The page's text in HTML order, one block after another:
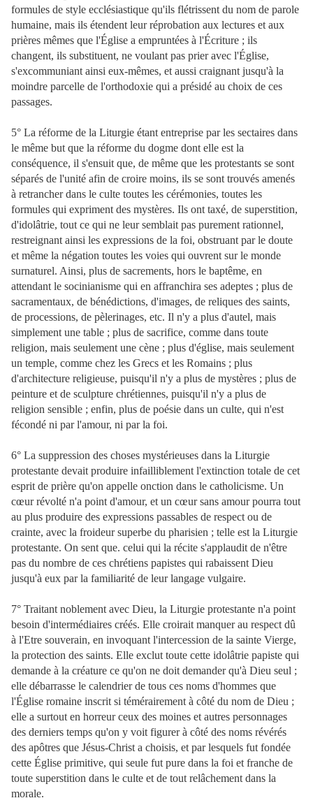
formules de style ecclésiastique qu'ils flétrissent du nom de parole
humaine, mais ils étendent leur réprobation aux lectures et aux
prières mêmes que l'Église a empruntées à l'Écriture ; ils
changent, ils substituent, ne voulant pas prier avec l'Église,
s'excommuniant ainsi eux-mêmes, et aussi craignant jusqu'à la
moindre parcelle de l'orthodoxie qui a présidé au choix de ces
passages.
5° La réforme de la Liturgie étant entreprise par les sectaires dans
le même but que la réforme du dogme dont elle est la
conséquence, il s'ensuit que, de même que les protestants se sont
séparés de l'unité afin de croire moins, ils se sont trouvés amenés
à retrancher dans le culte toutes les cérémonies, toutes les
formules qui expriment des mystères. Ils ont taxé, de superstition,
d'idolâtrie, tout ce qui ne leur semblait pas purement rationnel,
restreignant ainsi les expressions de la foi, obstruant par le doute
et même la négation toutes les voies qui ouvrent sur le monde
surnaturel. Ainsi, plus de sacrements, hors le baptême, en
attendant le socinianisme qui en affranchira ses adeptes ; plus de
sacramentaux, de bénédictions, d'images, de reliques des saints,
de processions, de pèlerinages, etc. Il n'y a plus d'autel, mais
simplement une table ; plus de sacrifice, comme dans toute
religion, mais seulement une cène ; plus d'église, mais seulement
un temple, comme chez les Grecs et les Romains ; plus
d'architecture religieuse, puisqu'il n'y a plus de mystères ; plus de
peinture et de sculpture chrétiennes, puisqu'il n'y a plus de
religion sensible ; enfin, plus de poésie dans un culte, qui n'est
fécondé ni par l'amour, ni par la foi.
6° La suppression des choses mystérieuses dans la Liturgie
protestante devait produire infailliblement l'extinction totale de cet
esprit de prière qu'on appelle onction dans le catholicisme. Un
cœur révolté n'a point d'amour, et un cœur sans amour pourra tout
au plus produire des expressions passables de respect ou de
crainte, avec la froideur superbe du pharisien ; telle est la Liturgie
protestante. On sent que. celui qui la récite s'applaudit de n'être
pas du nombre de ces chrétiens papistes qui rabaissent Dieu
jusqu'à eux par la familiarité de leur langage vulgaire.
7° Traitant noblement avec Dieu, la Liturgie protestante n'a point
besoin d'intermédiaires créés. Elle croirait manquer au respect dû
à l'Etre souverain, en invoquant l'intercession de la sainte Vierge,
la protection des saints. Elle exclut toute cette idolâtrie papiste qui
demande à la créature ce qu'on ne doit demander qu'à Dieu seul ;
elle débarrasse le calendrier de tous ces noms d'hommes que
l'Église romaine inscrit si témérairement à côté du nom de Dieu ;
elle a surtout en horreur ceux des moines et autres personnages
des derniers temps qu'on y voit figurer à côté des noms révérés
des apôtres que Jésus-Christ a choisis, et par lesquels fut fondée
cette Église primitive, qui seule fut pure dans la foi et franche de
toute superstition dans le culte et de tout relâchement dans la
morale.